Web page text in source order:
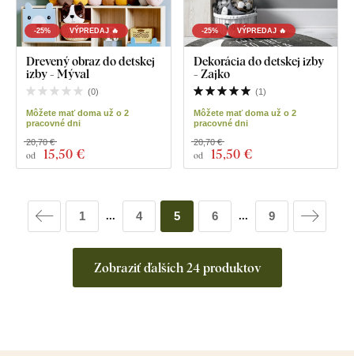
-25% VÝPREDAJ 🔥
Drevený obraz do detskej
izby - Mýval
(0)
Môžete mať doma už o 2
pracovné dni
od 15,50 €
20,70 €
-25% VÝPREDAJ 🔥
Dekorácia do detskej izby
- Zajko
(1)
Môžete mať doma už o 2
pracovné dni
od 15,50 €
20,70 €
Zobraziť ďalších 24 produktov
1 ... 4 5 6 ... 9